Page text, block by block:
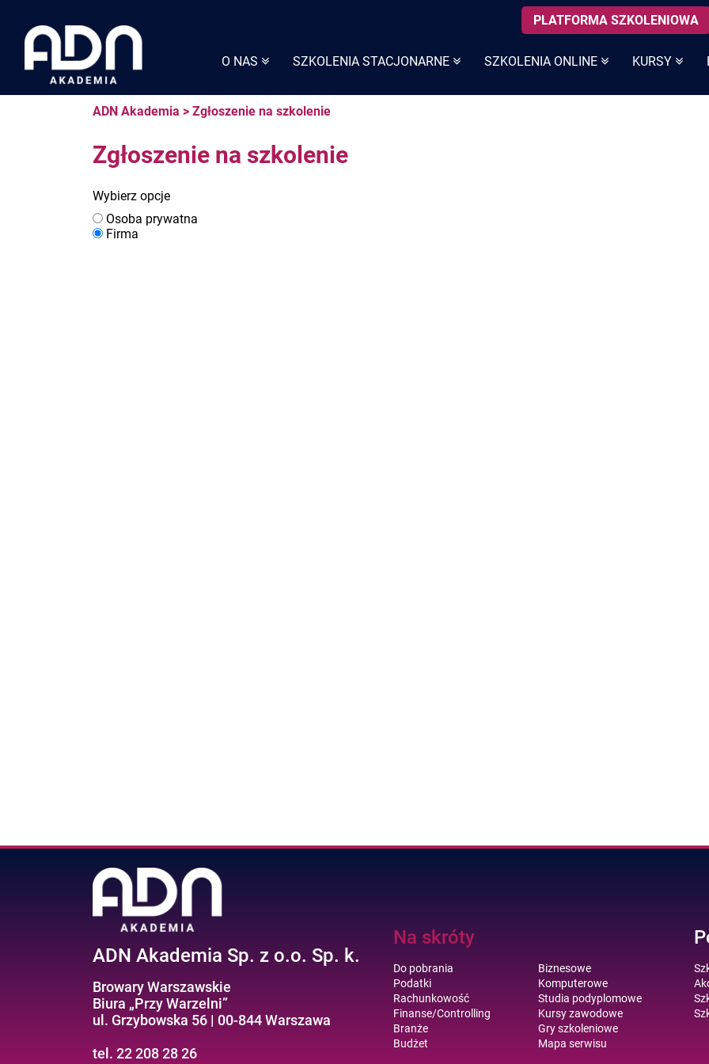
O NAS SZKOLENIA STACJONARNE SZKOLENIA ONLINE KURSY
content
PLATFORMA SZKOLENIOWA
ADN Akademia > Zgłoszenie na szkolenie
Zgłoszenie na szkolenie
Wybierz opcje
Osoba prywatna
Firma
ADN Akademia Sp. z o.o. Sp. k.
Browary Warszawskie
Biura „Przy Warzelni”
ul. Grzybowska 56 | 00-844 Warszawa
tel. 22 208 28 26
Na skróty
Do pobrania
Podatki
Rachunkowość
Finanse/Controlling
Branże
Budżet
Biznesowe
Komputerowe
Studia podyplomowe
Kursy zawodowe
Gry szkoleniowe
Mapa serwisu